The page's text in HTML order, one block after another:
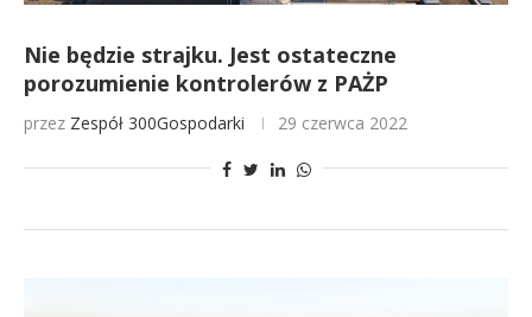
Nie będzie strajku. Jest ostateczne
porozumienie kontrolerów z PAŻP
przez Zespół 300Gospodarki 29 czerwca 2022